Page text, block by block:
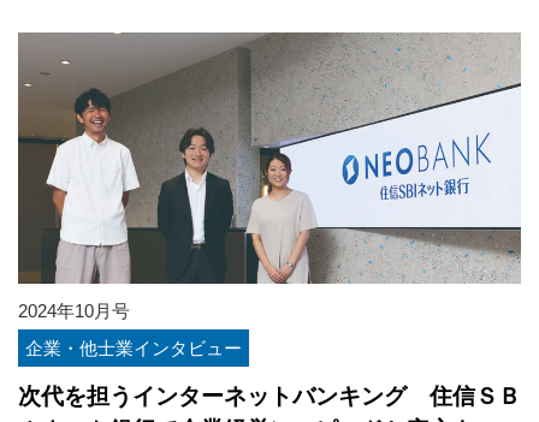
2024年10月号
企業・他士業インタビュー
次代を担うインターネットバンキング 住信ＳＢ